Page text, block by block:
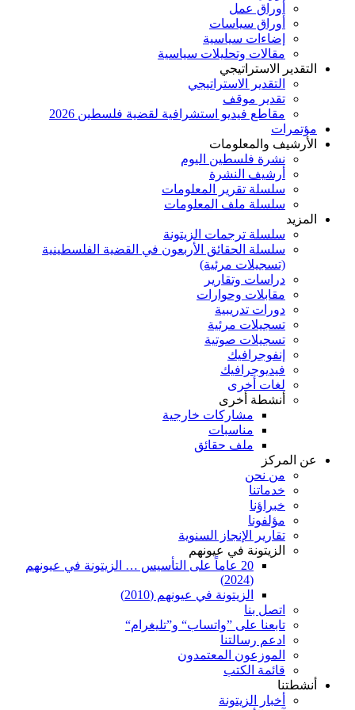
أوراق عمل
أوراق سياسات
إضاءات سياسية
مقالات وتحليلات سياسية
التقدير الاستراتيجي
التقدير الاستراتيجي
تقدير موقف
مقاطع فيديو استشرافية لقضية فلسطين 2026
مؤتمرات
الأرشيف والمعلومات
نشرة فلسطين اليوم
أرشيف النشرة
سلسلة تقرير المعلومات
سلسلة ملف المعلومات
المزيد
سلسلة ترجمات الزيتونة
سلسلة الحقائق الأربعون في القضية الفلسطينية
(تسجيلات مرئية)
دراسات وتقارير
مقابلات وحوارات
دورات تدريبية
تسجيلات مرئية
تسجيلات صوتية
إنفوجرافيك
فيديوجرافيك
لغات أخرى
أنشطة أخرى
مشاركات خارجية
مناسبات
ملف حقائق
عن المركز
من نحن
خدماتنا
خبراؤنا
مؤلفونا
تقارير الإنجاز السنوية
الزيتونة في عيونهم
20 عاماً على التأسيس … الزيتونة في عيونهم
(2024)
الزيتونة في عيونهم (2010)
اتصل بنا
تابعنا على ”واتساب“ و”تليغرام“
ادعم رسالتنا
الموزعون المعتمدون
قائمة الكتب
أنشطتنا
أخبار الزيتونة